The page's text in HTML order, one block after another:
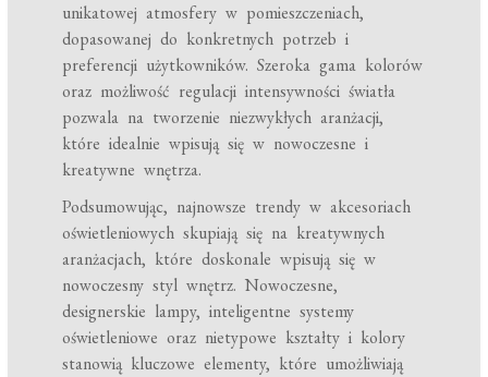
unikatowej atmosfery w pomieszczeniach,
dopasowanej do konkretnych potrzeb i
preferencji użytkowników. Szeroka gama kolorów
oraz możliwość regulacji intensywności światła
pozwala na tworzenie niezwykłych aranżacji,
które idealnie wpisują się w nowoczesne i
kreatywne wnętrza.
Podsumowując, najnowsze trendy w akcesoriach
oświetleniowych skupiają się na kreatywnych
aranżacjach, które doskonale wpisują się w
nowoczesny styl wnętrz. Nowoczesne,
designerskie lampy, inteligentne systemy
oświetleniowe oraz nietypowe kształty i kolory
stanowią kluczowe elementy, które umożliwiają